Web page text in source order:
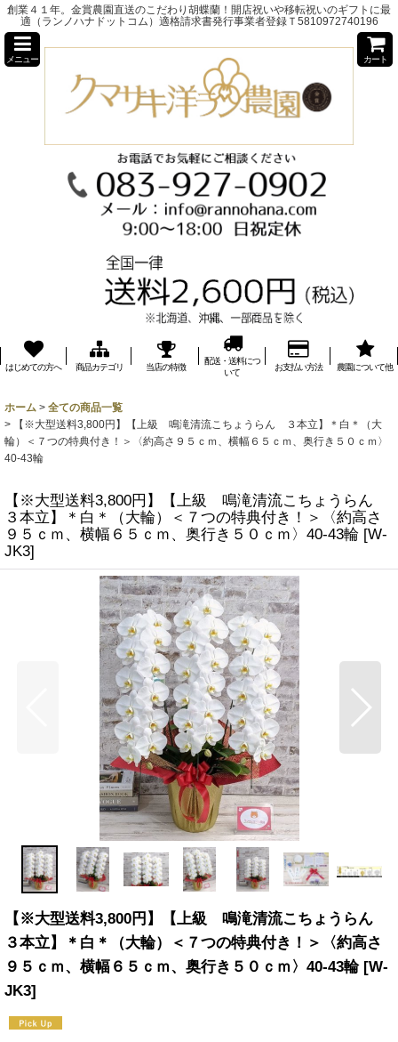
創業４１年。金賞農園直送のこだわり胡蝶蘭！開店祝いや移転祝いのギフトに最
適（ランノハナドットコム）適格請求書発行事業者登録Ｔ5810972740196
メニュー カート
はじめての方へ 商品カテゴリ 当店の特徴
配送・送料につ
いて
お支払い方法 農園について他
ホーム > 全ての商品一覧
>
【※大型送料3,800円】【上級 鳴滝清流こちょうらん ３本立】＊白＊（大
輪）＜７つの特典付き！＞〈約高さ９５ｃｍ、横幅６５ｃｍ、奥行き５０ｃｍ〉
40-43輪
【※大型送料3,800円】【上級 鳴滝清流こちょうらん
３本立】＊白＊（大輪）＜７つの特典付き！＞〈約高さ
９５ｃｍ、横幅６５ｃｍ、奥行き５０ｃｍ〉40-43輪 [W-
JK3]
【※大型送料3,800円】【上級 鳴滝清流こちょうらん
３本立】＊白＊（大輪）＜７つの特典付き！＞〈約高さ
９５ｃｍ、横幅６５ｃｍ、奥行き５０ｃｍ〉40-43輪 [W-
JK3]